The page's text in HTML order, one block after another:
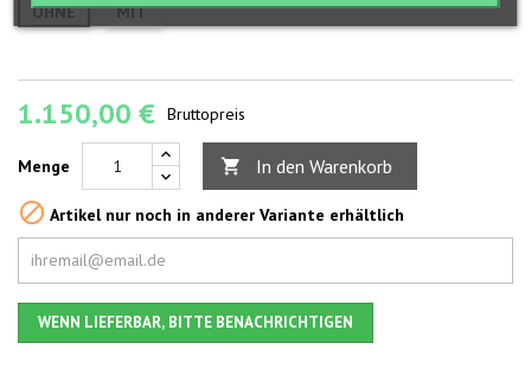
OHNE
MIT
1.150,00 € Bruttopreis
Menge  In den Warenkorb
 Artikel nur noch in anderer Variante erhältlich
WENN LIEFERBAR, BITTE BENACHRICHTIGEN